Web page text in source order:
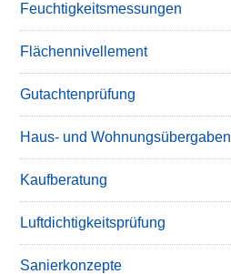
Feuchtigkeitsmessungen
Flächennivellement
Gutachtenprüfung
Haus- und Wohnungsübergaben
Kaufberatung
Luftdichtigkeitsprüfung
Sanierkonzepte